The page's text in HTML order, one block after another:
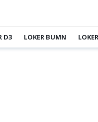
D3 LOKER BUMN